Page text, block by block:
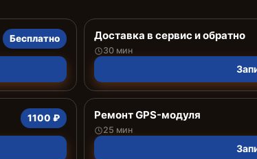
Бесплатно Доставка в сервис и обратно
30 мин
1100 ₽ Ремонт GPS-модуля
25 мин